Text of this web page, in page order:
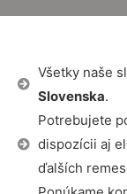
Všetky naše
Slovenska.
Potrebujete
dispozícii aj
ďalších